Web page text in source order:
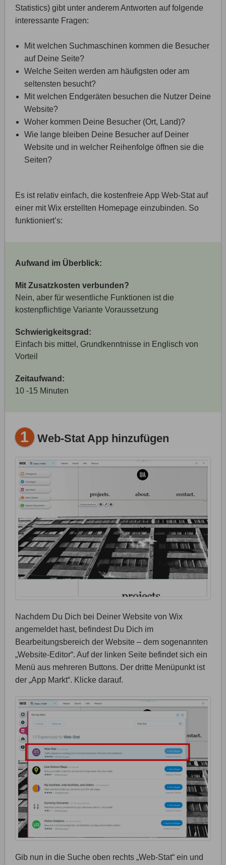
Statistics) gibt unter anderem Antworten auf folgende
interessante Fragen:
Mit welchen Suchmaschinen kommen die Besucher
auf Deine Seite?
Welche Seiten werden am häufigsten oder am
seltensten besucht?
Mit welchen Endgeräten besuchen die Nutzer Deine
Website?
Woher kommen Deine Besucher (Ort, Land)?
Wie lange bleiben Deine Besucher auf Deiner
Website und in welcher Reihenfolge öffnen sie die
Seiten?
Es ist relativ einfach, die kostenfreie App Web-Stat auf
einer mit Wix erstellten Homepage einzubinden. So
funktioniert’s:
Aufwand im Überblick:
Mit Zusatzkosten verbunden?
Nein, aber für wesentliche Funktionen ist die
kostenpflichtige Variante Voraussetzung
Schwierigkeitsgrad:
Einfach bis mittel, Grundkenntnisse in Englisch von
Vorteil
Zeitaufwand:
10 -15 Minuten
1 Web-Stat App hinzufügen
Nachdem Du Dich bei Deiner Website von Wix
angemeldet hast, befindest Du Dich im
Bearbeitungsbereich der Website – dem sogenannten
„Website-Editor“. Auf der linken Seite befindet sich ein
Menü aus mehreren Buttons. Der dritte Menüpunkt ist
der „App Markt“. Klicke darauf.
Gib nun in die Suche oben rechts „Web-Stat“ ein und